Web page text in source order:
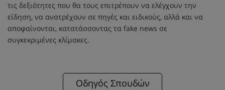
τις δεξιότητες που θα τους επιτρέπουν να ελέγχουν την
είδηση, να ανατρέχουν σε πηγές και ειδικούς, αλλά και να
αποφαίνονται, κατατάσσοντας τα fake news σε
συγκεκριμένες κλίμακες.
Οδηγός Σπουδών